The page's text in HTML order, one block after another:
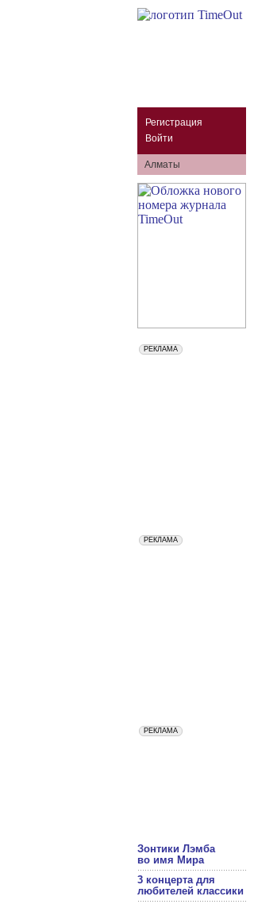
Регистрация
Войти
Алматы
Зонтики Лэмба
во имя Мира
3 концерта для
любителей классики